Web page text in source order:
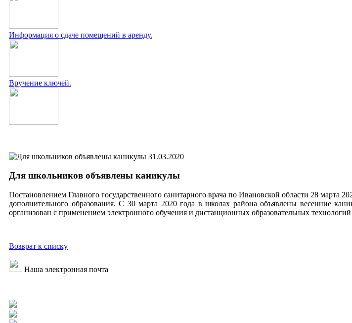
Информация о сдаче помещений в аренду.
Вручение ключей.
31.03.2020
Для школьников объявлены каникулы
Постановлением Главного государственного санитарного врача по Ивановской области 28
дополнительного образования. С 30 марта 2020 года в школах района объявлены весенние
организован с применением электронного обучения и дистанционных образовательных
Возврат к списку
Наша электронная почта